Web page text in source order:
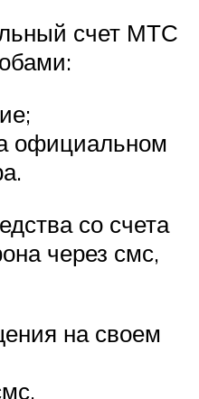
счет МТС
официальном
со счета
через смс,
на своем